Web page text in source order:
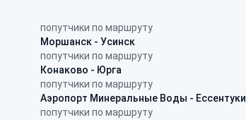
попутчики по маршруту
Моршанск - Усинск
попутчики по маршруту
Конаково - Юрга
попутчики по маршруту
Аэропорт Минеральные Воды - Ессентуки
попутчики по маршруту